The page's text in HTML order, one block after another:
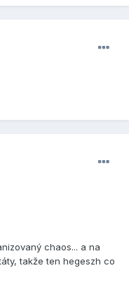
chaos... a na
takže ten hegeszh co